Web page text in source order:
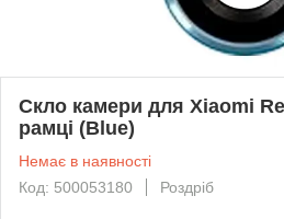
Скло камери для Xiaomi
рамці (Blue)
Немає в наявності
Код: 500053180
Роздріб